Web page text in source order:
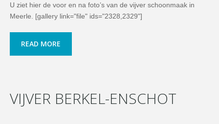
U ziet hier de voor en na foto’s van de vijver schoonmaak in
Meerle. [gallery link="file" ids="2328,2329"]
READ MORE
VIJVER BERKEL-ENSCHOT